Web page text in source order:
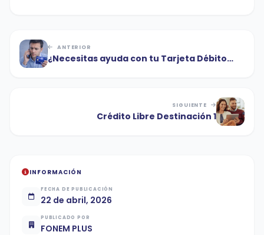
ANTERIOR
¿Necesitas ayuda con tu Tarjeta Débito
SIGUIENTE
Crédito Libre Destinación 1
INFORMACIÓN
FECHA DE PUBLICACIÓN
22 de abril, 2026
PUBLICADO POR
FONEM PLUS